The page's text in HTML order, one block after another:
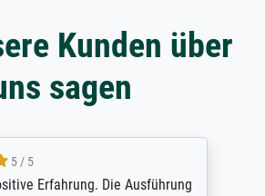
Kunden über
sagen
5 / 5
Erfahrung. Die Ausführung